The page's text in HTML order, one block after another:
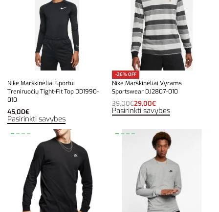
Nike Marškinėliai Sportui
Treniruočių Tight-Fit Top DD1990-
010
45,00€
Pasirinkti savybes
-26% OFF
Nike Marškinėliai Vyrams
Sportswear DJ2807-010
39,00€29,00€
Pasirinkti savybes